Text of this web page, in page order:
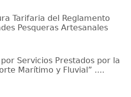
Tarifaria del Reglamento
Pesqueras Artesanales
Servicios Prestados por la
Marítimo y Fluvial” ....